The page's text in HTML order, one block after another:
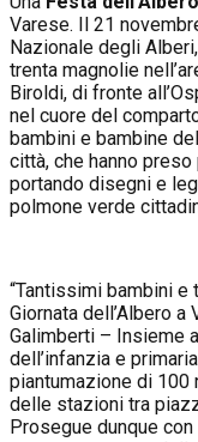
Varese. Il 21
Nazionale degli
trenta magnolie
Biroldi, di fronte
nel cuore del
bambini e bambine
città, che hanno
portando disegni e
polmone verde
“Tantissimi bambini
Giornata dell’Albero
Galimberti – Insieme
dell’infanzia e
piantumazione di 100
delle stazioni tra
Prosegue dunque